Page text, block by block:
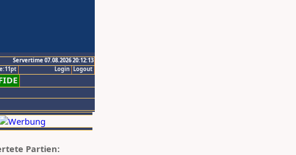
Servertime 07.08.2026 20:12:13
Logout
Login
Partien: